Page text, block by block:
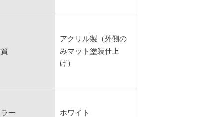
アクリル製（外側の
みマット塗装仕上
げ）
ー ホワイト